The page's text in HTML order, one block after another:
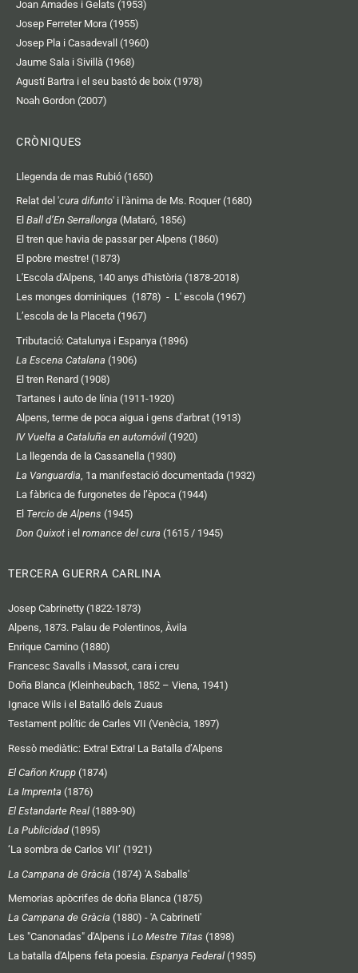
Joan Amades i Gelats (1953)
Josep Ferreter Mora (1955)
Josep Pla i Casadevall (1960)
Jaume Sala i Sivillà (1968)
Agustí Bartra i el seu bastó de boix (1978)
Noah Gordon (2007)
CRÒNIQUES
Llegenda de mas Rubió (1650)
Relat del 'cura difunto' i l'ànima de Ms. Roquer (1680)
El Ball d’En Serrallonga (Mataró, 1856)
El tren que havia de passar per Alpens (1860)
El pobre mestre! (1873)
L'Escola d'Alpens, 140 anys d'història (1878-2018)
Les monges dominiques (1878) - L' escola (1967)
L’escola de la Placeta (1967)
Tributació: Catalunya i Espanya (1896)
La Escena Catalana (1906)
El tren Renard (1908)
Tartanes i auto de línia (1911-1920)
Alpens, terme de poca aigua i gens d'arbrat (1913)
IV Vuelta a Cataluña en automóvil (1920)
La llegenda de la Cassanella (1930)
La Vanguardia , 1a manifestació documentada (1932)
La fàbrica de furgonetes de l’època (1944)
El Tercio de Alpens (1945)
Don Quixot i el romance del cura (1615 / 1945)
TERCERA GUERRA CARLINA
Josep Cabrinetty (1822-1873)
Alpens, 1873. Palau de Polentinos, Àvila
Enrique Camino (1880)
Francesc Savalls i Massot, cara i creu
Doña Blanca (Kleinheubach, 1852 – Viena, 1941)
Ignace Wils i el Batalló dels Zuaus
Testament polític de Carles VII (Venècia, 1897)
Ressò mediàtic: Extra! Extra! La Batalla d’Alpens
El Cañon Krupp (1874)
La Imprenta (1876)
El Estandarte Real (1889-90)
La Publicidad(1895)
‘La sombra de Carlos VII’ (1921)
La Campana de Gràcia (1874) 'A Saballs'
Memorias apòcrifes de doña Blanca (1875)
La Campana de Gràcia (1880) - 'A Cabrineti'
Les "Canonadas" d'Alpens i Lo Mestre Titas (1898)
La batalla d'Alpens feta poesia. Espanya Federal (1935)